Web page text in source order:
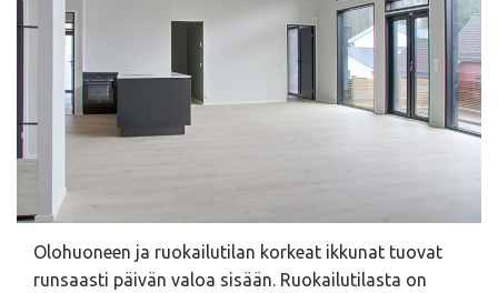
Olohuoneen ja ruokailutilan korkeat ikkunat tuovat
runsaasti päivän valoa sisään. Ruokailutilasta on